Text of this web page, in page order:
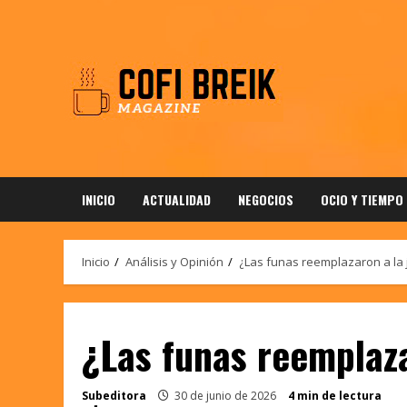
INICIO ACTUALIDAD NEGOCIOS OCIO Y
Inicio Análisis y Opinión ¿Las funas reemplazaron a la
¿Las funas
Subeditora 30 de junio de 2026
4 min de lectura